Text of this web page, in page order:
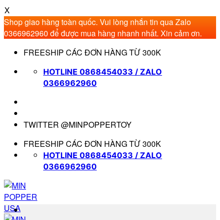
X
Shop giao hàng toàn quốc. Vui lòng nhắn tin qua Zalo
0366962960 để được mua hàng nhanh nhất. Xin cảm ơn.
qua
FREESHIP CÁC ĐƠN HÀNG TỪ 300K
HOTLINE 0868454033 / ZALO
0366962960
TWITTER @MINPOPPERTOY
FREESHIP CÁC ĐƠN HÀNG TỪ 300K
HOTLINE 0868454033 / ZALO
0366962960